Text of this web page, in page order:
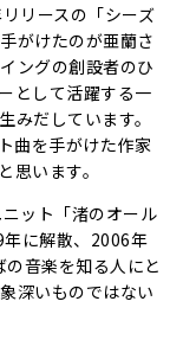
リースの「シーズ
がけたのが亜蘭さ
ングの創設者のひ
として活躍する一
みだしています。
曲を手がけた作家
思います。
ット「渚のオール
に解散、2006年
音楽を知る人にと
深いものではない